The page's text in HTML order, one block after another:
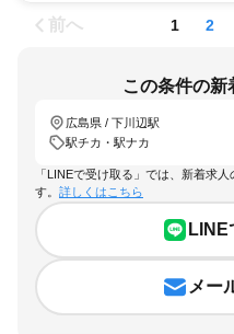
前へ 1 2
この条件の新
広島県 / 下川辺駅
駅チカ・駅ナカ
「LINEで受け取る」では、新着求
す。 詳しくはこちら
LINE
メー